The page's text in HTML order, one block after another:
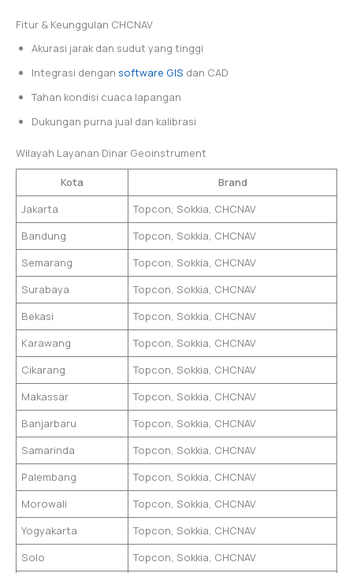
Fitur & Keunggulan CHCNAV
Akurasi jarak dan sudut yang tinggi
Integrasi dengan software GIS dan CAD
Tahan kondisi cuaca lapangan
Dukungan purna jual dan kalibrasi
Wilayah Layanan Dinar Geoinstrument
Kota
Brand
Jakarta
Topcon, Sokkia, CHCNAV
Bandung
Topcon, Sokkia, CHCNAV
Semarang
Topcon, Sokkia, CHCNAV
Surabaya
Topcon, Sokkia, CHCNAV
Bekasi
Topcon, Sokkia, CHCNAV
Karawang
Topcon, Sokkia, CHCNAV
Cikarang
Topcon, Sokkia, CHCNAV
Makassar
Topcon, Sokkia, CHCNAV
Banjarbaru
Topcon, Sokkia, CHCNAV
Samarinda
Topcon, Sokkia, CHCNAV
Palembang
Topcon, Sokkia, CHCNAV
Morowali
Topcon, Sokkia, CHCNAV
Yogyakarta
Topcon, Sokkia, CHCNAV
Solo
Topcon, Sokkia, CHCNAV